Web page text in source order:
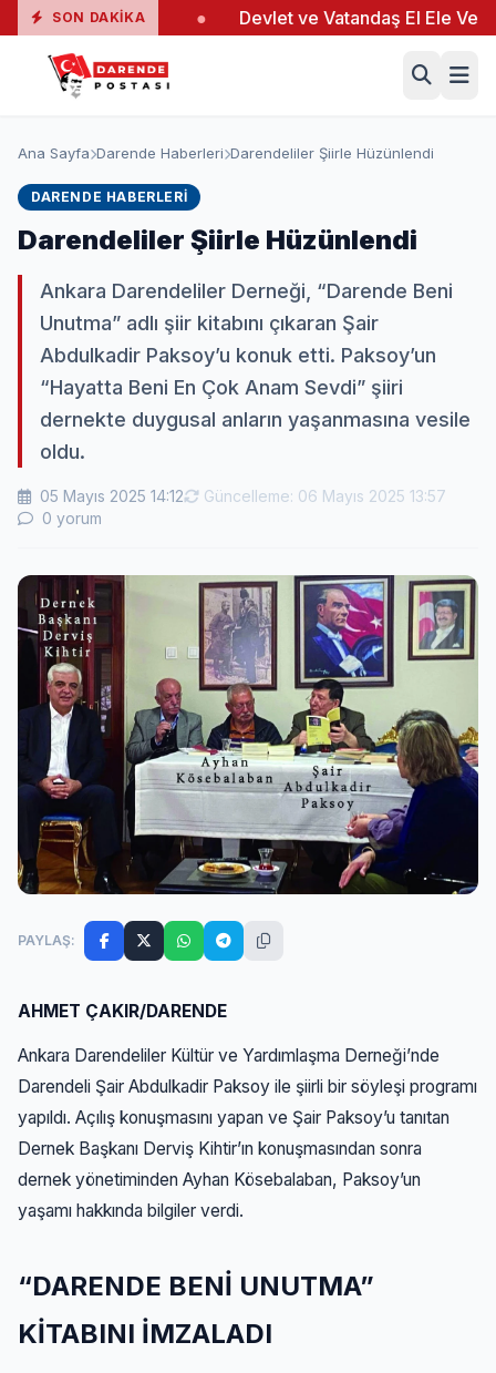
SON DAKIKA
19 Yaralı ● Devlet ve Vatandaş El Ele Verdi ●
Ana Sayfa Darende Haberleri Darendeliler Şiirle Hüzünlendi
DARENDE HABERLERI
Darendeliler Şiirle Hüzünlendi
Ankara Darendeliler Derneği, “Darende Beni
Unutma” adlı şiir kitabını çıkaran Şair
Abdulkadir Paksoy’u konuk etti. Paksoy’un
“Hayatta Beni En Çok Anam Sevdi” şiiri
dernekte duygusal anların yaşanmasına vesile
oldu.
05 Mayıs 2025 14:12
Güncelleme: 06 Mayıs 2025 13:57
0 yorum
PAYLAŞ:
AHMET ÇAKIR/DARENDE
Ankara Darendeliler Kültür ve Yardımlaşma Derneği’nde
Darendeli Şair Abdulkadir Paksoy ile şiirli bir söyleşi programı
yapıldı. Açılış konuşmasını yapan ve Şair Paksoy’u tanıtan
Dernek Başkanı Derviş Kihtir’ın konuşmasından sonra
dernek yönetiminden Ayhan Kösebalaban, Paksoy’un
yaşamı hakkında bilgiler verdi.
“DARENDE BENİ UNUTMA”
KİTABINI İMZALADI